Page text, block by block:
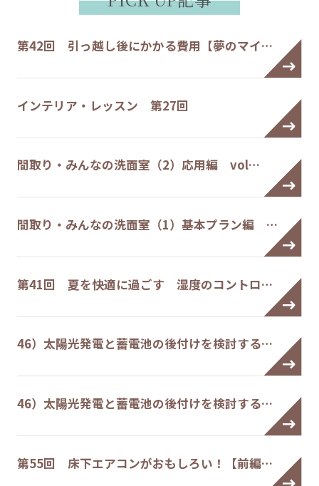
第42回 引っ越し後にかかる費用【夢のマイ…
インテリア・レッスン 第27回
間取り・みんなの洗面室（2）応用編 vol…
間取り・みんなの洗面室（1）基本プラン編 …
第41回 夏を快適に過ごす 湿度のコントロ…
46）太陽光発電と蓄電池の後付けを検討する…
46）太陽光発電と蓄電池の後付けを検討する…
第55回 床下エアコンがおもしろい！【前編…